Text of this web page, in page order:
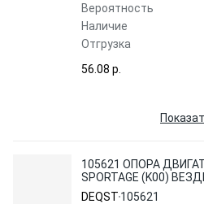
Вероятность
Наличие
Отгрузка
56.08 p.
105621 ОПОРА
SPORTAGE (K00)
04.94-08.03 DEQST
DEQST 105621